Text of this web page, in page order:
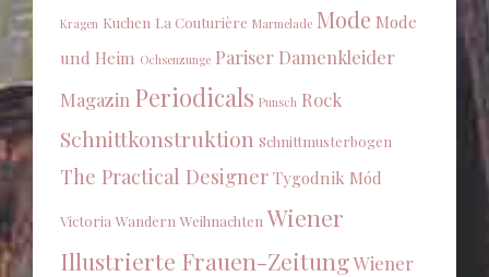
Kragen Kuchen La Couturière Marmelade Mode Mode
und Heim Ochsenzunge Pariser Damenkleider
Magazin Periodicals Punsch Rock
Schnittkonstruktion Schnittmusterbogen
The Practical Designer Tygodnik Mód
Victoria Wandern Weihnachten Wiener
Illustrierte Frauen-ZeitungWiener